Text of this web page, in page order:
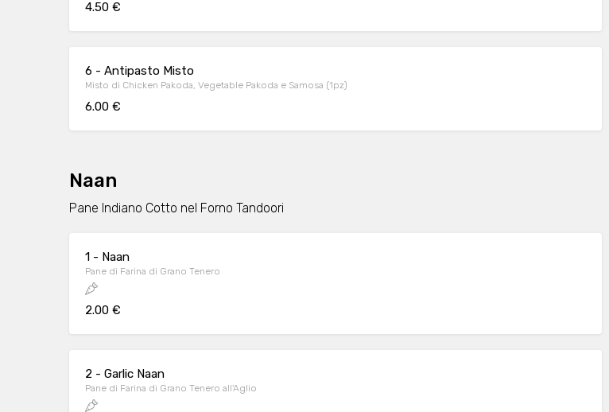
4.50 €
6 - Antipasto Misto
Misto di Chicken Pakoda, Vegetable Pakoda e Samosa (1pz)
6.00 €
Naan
Pane Indiano Cotto nel Forno Tandoori
1 - Naan
Pane di Farina di Grano Tenero
2.00 €
2 - Garlic Naan
Pane di Farina di Grano Tenero all'Aglio